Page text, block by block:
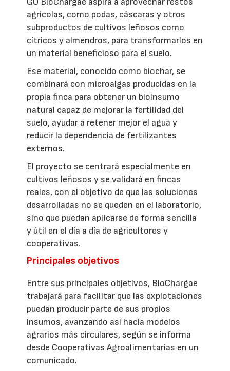
agrícolas, como podas, cáscaras y otros
subproductos de cultivos leñosos como
cítricos y almendros, para transformarlos en
un material beneficioso para el suelo.
Ese material, conocido como biochar, se
combinará con microalgas producidas en la
propia finca para obtener un bioinsumo
natural capaz de mejorar la fertilidad del
suelo, ayudar a retener mejor el agua y
reducir la dependencia de fertilizantes
externos.
El proyecto se centrará especialmente en
cultivos leñosos y se validará en fincas
reales, con el objetivo de que las soluciones
desarrolladas no se queden en el laboratorio,
sino que puedan aplicarse de forma sencilla
y útil en el día a día de agricultores y
cooperativas.
Principales objetivos
Entre sus principales objetivos, BioChargae
trabajará para facilitar que las explotaciones
puedan producir parte de sus propios
insumos, avanzando así hacia modelos
agrarios más circulares, según se informa
desde Cooperativas Agroalimentarias en un
comunicado.